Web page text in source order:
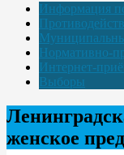
Информация
Нормативно-
Интернет-
Выборы
женское